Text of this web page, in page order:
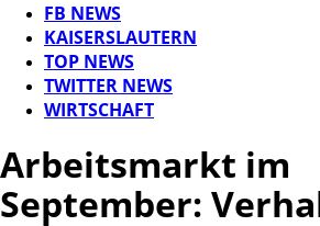
FB NEWS
KAISERSLAUTERN
TOP NEWS
TWITTER NEWS
WIRTSCHAFT
Arbeitsmarkt im
September: